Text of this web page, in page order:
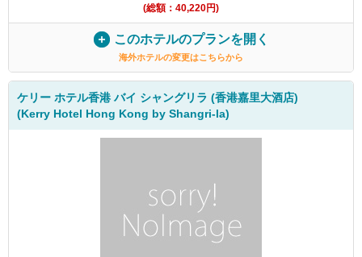
(総額：40,220円)
このホテルのプランを開く
海外ホテルの変更はこちらから
ケリー ホテル香港 バイ シャングリラ (香港嘉里大酒店)
(Kerry Hotel Hong Kong by Shangri-la)